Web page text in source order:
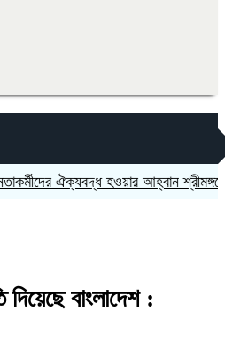
ঐক্যবদ্ধ হওয়ার আহ্বান শ্রীমঙ্গলের
বাংলাদেশ :